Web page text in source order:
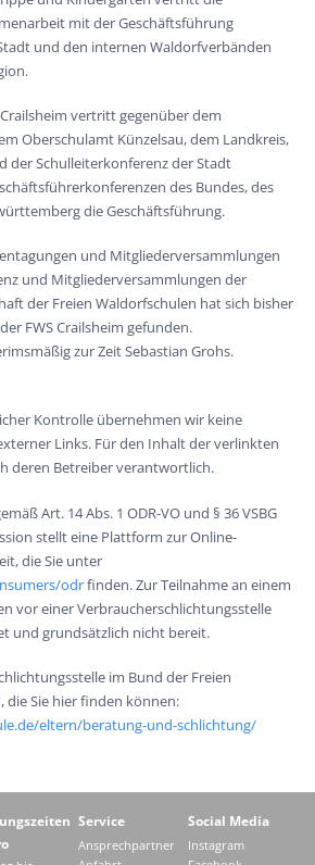
mit der Geschäftsführung
und den internen Waldorfverbänden
vertritt gegenüber dem
Oberschulamt Künzelsau, dem Landkreis,
der Schulleiterkonferenz der Stadt
des Bundes, des
die Geschäftsführung.
und Mitgliederversammlungen
und Mitgliederversammlungen der
der Freien Waldorfschulen hat sich bisher
FWS Crailsheim gefunden.
zur Zeit Sebastian Grohs.
Kontrolle übernehmen wir keine
Links. Für den Inhalt der verlinkten
deren Betreiber verantwortlich.
Art. 14 Abs. 1 ODR-VO und § 36 VSBG
stellt eine Plattform zur Online-
die Sie unter
odrfinden. Zur Teilnahme an einem
vor einer Verbraucherschlichtungsstelle
und grundsätzlich nicht bereit.
im Bund der Freien
die Sie hier finden können:
eltern/beratung-und-schlichtung/
Service
Ansprechpartner
Social Media
Instagram